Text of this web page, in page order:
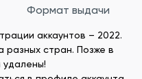
Формат выдачи
аккаунтов – 2022.
разных стран. Позже в